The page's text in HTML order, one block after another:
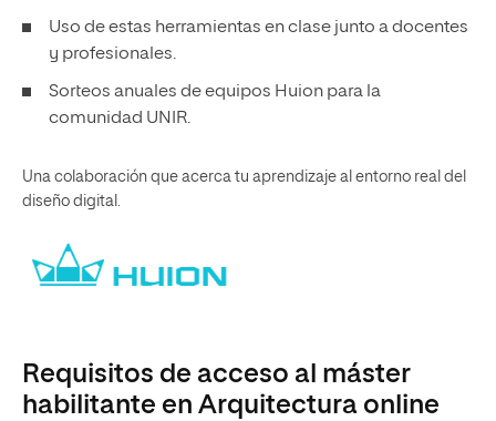
Uso de estas herramientas en clase junto a docentes
y profesionales.
Sorteos anuales de equipos Huion para la
comunidad UNIR.
Una colaboración que acerca tu aprendizaje al entorno real del
diseño digital.
Requisitos de acceso al máster
habilitante en Arquitectura online